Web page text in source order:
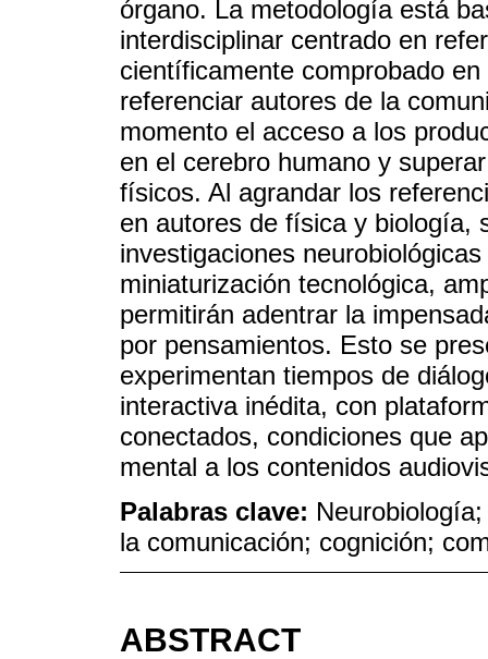
órgano. La metodología está
interdisciplinar centrado en
científicamente comprobado
referenciar autores de la
momento el acceso a los
en el cerebro humano y
físicos. Al agrandar los
en autores de física y biología,
investigaciones
miniaturización tecnológica,
permitirán adentrar la
por pensamientos. Esto se
experimentan tiempos de
interactiva inédita, con
conectados, condiciones que
mental a los contenidos
Palabras clave:
la comunicación; cognición;
ABSTRACT